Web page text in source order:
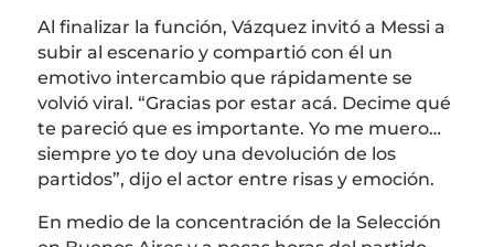
Al finalizar la función, Vázquez invitó a Messi a
subir al escenario y compartió con él un
emotivo intercambio que rápidamente se
volvió viral. “Gracias por estar acá. Decime qué
te pareció que es importante. Yo me muero…
siempre yo te doy una devolución de los
partidos”, dijo el actor entre risas y emoción.
En medio de la concentración de la Selección